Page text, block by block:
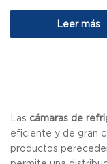
Leer más
Las cámaras de
eficiente y de gran
productos